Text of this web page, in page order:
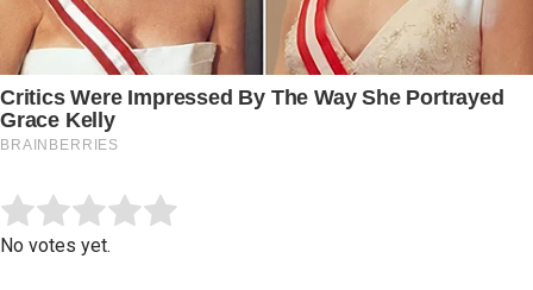
Rate this item:
No votes yet.